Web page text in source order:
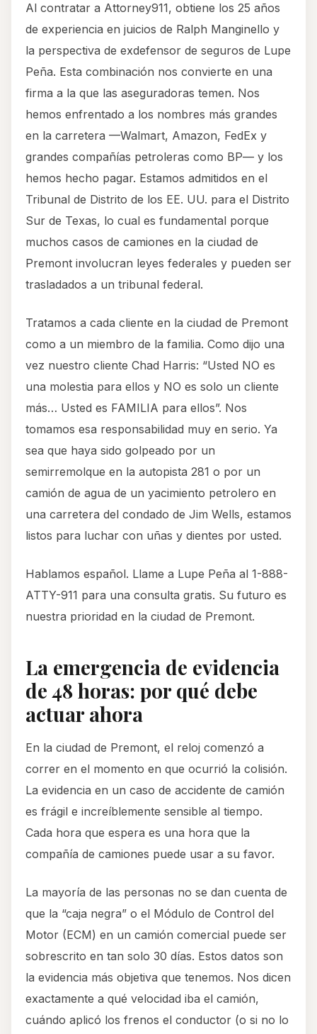
Al contratar a Attorney911, obtiene los 25 años
de experiencia en juicios de Ralph Manginello y
la perspectiva de exdefensor de seguros de Lupe
Peña. Esta combinación nos convierte en una
firma a la que las aseguradoras temen. Nos
hemos enfrentado a los nombres más grandes
en la carretera —Walmart, Amazon, FedEx y
grandes compañías petroleras como BP— y los
hemos hecho pagar. Estamos admitidos en el
Tribunal de Distrito de los EE. UU. para el Distrito
Sur de Texas, lo cual es fundamental porque
muchos casos de camiones en la ciudad de
Premont involucran leyes federales y pueden ser
trasladados a un tribunal federal.
Tratamos a cada cliente en la ciudad de Premont
como a un miembro de la familia. Como dijo una
vez nuestro cliente Chad Harris: “Usted NO es
una molestia para ellos y NO es solo un cliente
más… Usted es FAMILIA para ellos”. Nos
tomamos esa responsabilidad muy en serio. Ya
sea que haya sido golpeado por un
semirremolque en la autopista 281 o por un
camión de agua de un yacimiento petrolero en
una carretera del condado de Jim Wells, estamos
listos para luchar con uñas y dientes por usted.
Hablamos español. Llame a Lupe Peña al 1-888-
ATTY-911 para una consulta gratis. Su futuro es
nuestra prioridad en la ciudad de Premont.
La emergencia de evidencia
de 48 horas: por qué debe
actuar ahora
En la ciudad de Premont, el reloj comenzó a
correr en el momento en que ocurrió la colisión.
La evidencia en un caso de accidente de camión
es frágil e increíblemente sensible al tiempo.
Cada hora que espera es una hora que la
compañía de camiones puede usar a su favor.
La mayoría de las personas no se dan cuenta de
que la “caja negra” o el Módulo de Control del
Motor (ECM) en un camión comercial puede ser
sobrescrito en tan solo 30 días. Estos datos son
la evidencia más objetiva que tenemos. Nos dicen
exactamente a qué velocidad iba el camión,
cuándo aplicó los frenos el conductor (o si no lo